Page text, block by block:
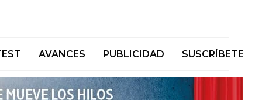
AVANCES PUBLICIDAD SUSCRÍBETE